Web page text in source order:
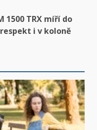
1500 TRX míří do
i v koloně